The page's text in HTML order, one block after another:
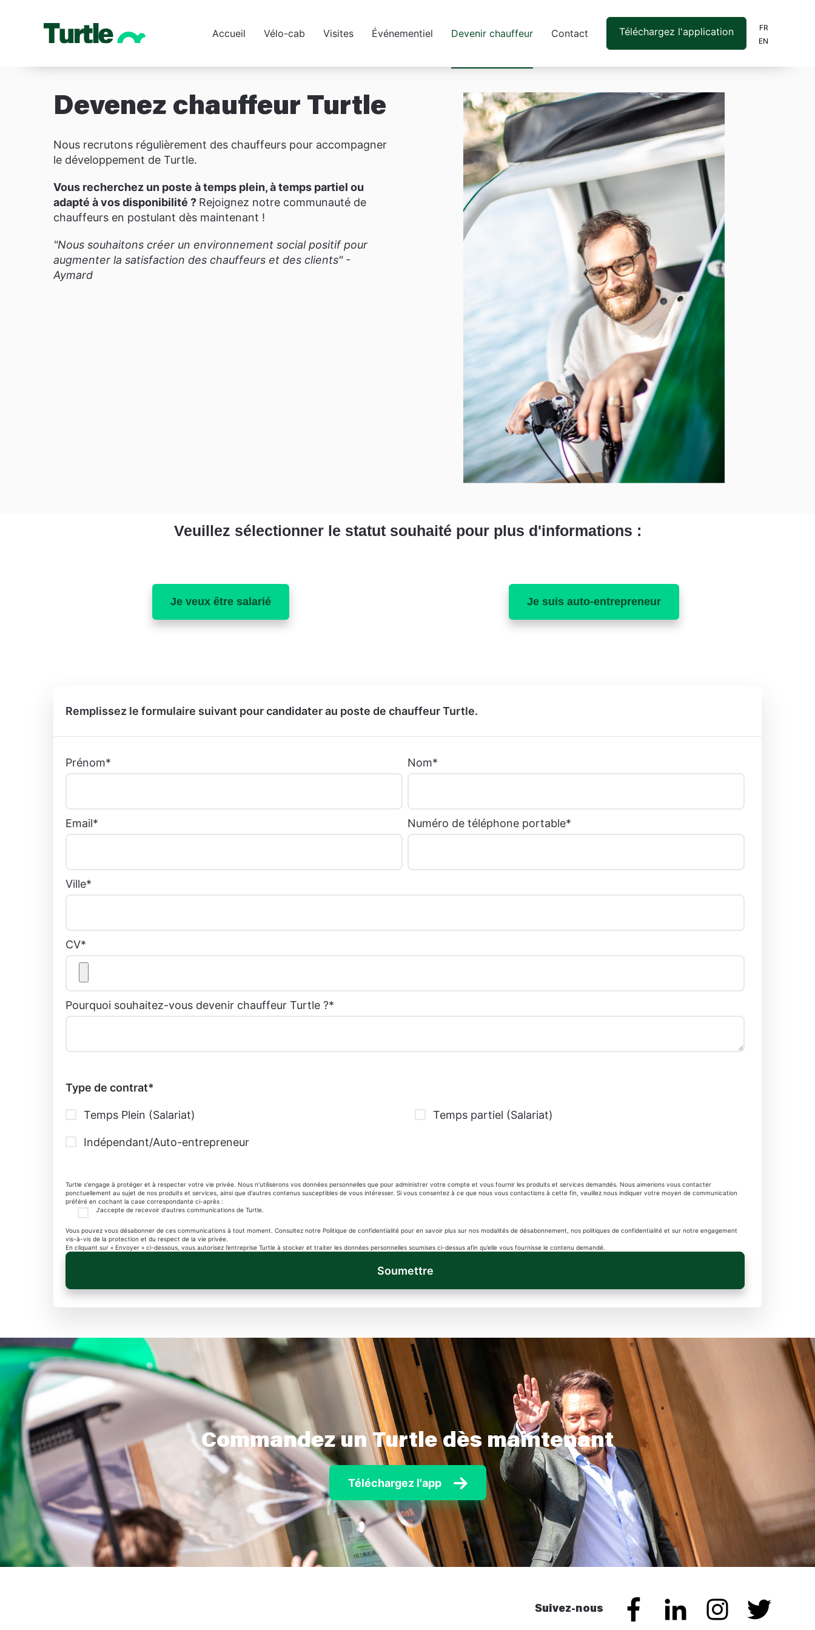
Accueil Vélo-cab Visites Événementiel Devenir chauffeur Contact Téléchargez l'application
FR
EN
Devenez chauffeur Turtle
Nous recrutons régulièrement des chauffeurs pour accompagner
le développement de Turtle.
Vous recherchez un poste à temps plein, à temps partiel ou
adapté à vos disponibilité ? Rejoignez notre communauté de
chauffeurs en postulant dès maintenant !
"Nous souhaitons créer un environnement social positif pour
augmenter la satisfaction des chauffeurs et des clients" -
Aymard
Veuillez sélectionner le statut souhaité pour plus d'informations :
Je veux être salarié Je suis auto-entrepreneur
Remplissez le formulaire suivant pour candidater au poste de chauffeur Turtle.
Prénom* Nom*
Email* Numéro de téléphone portable*
Ville*
CV*
Pourquoi souhaitez-vous devenir chauffeur Turtle ?*
Type de contrat*
Temps Plein (Salariat) Temps partiel (Salariat)
Indépendant/Auto-entrepreneur
Turtle s'engage à protéger et à respecter votre vie privée. Nous n'utiliserons vos données personnelles que pour administrer votre compte et vous fournir les produits et services demandés. Nous aimerions vous contacter
ponctuellement au sujet de nos produits et services, ainsi que d'autres contenus susceptibles de vous intéresser. Si vous consentez à ce que nous vous contactions à cette fin, veuillez nous indiquer votre moyen de communication
préféré en cochant la case correspondante ci-après :
J'accepte de recevoir d'autres communications de Turtle.
Vous pouvez vous désabonner de ces communications à tout moment. Consultez notre Politique de confidentialité pour en savoir plus sur nos modalités de désabonnement, nos politiques de confidentialité et sur notre engagement
vis-à-vis de la protection et du respect de la vie privée.
En cliquant sur « Envoyer » ci-dessous, vous autorisez l’entreprise Turtle à stocker et traiter les données personnelles soumises ci-dessus afin qu’elle vous fournisse le contenu demandé.
Commandez un Turtle dès maintenant
Téléchargez l'app
Suivez-nous